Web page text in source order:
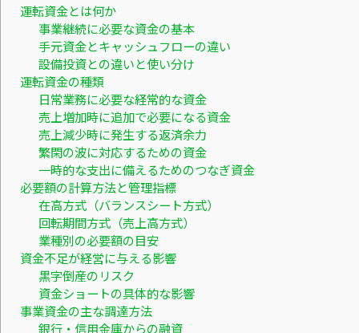
運転資金とは何か
事業継続に必要な資金の基本
手元資金とキャッシュフローの違い
設備投資との違いと使い分け
運転資金の種類
日常業務に必要な経常的な資金
売上増加時に追加で必要になる資金
売上減少時に発生する返済余力
繁閑の波に対応するための資金
一時的な支出に備えるためのつなぎ資金
必要額の計算方法と管理指標
在高方式（バランスシート方式）
回転期間方式（売上高方式）
業種別の必要額の目安
資金不足が経営に与える影響
黒字倒産のリスク
資金ショートの具体的な影響
事業資金の主な調達方法
銀行・信用金庫からの融資